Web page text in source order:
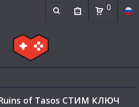
0
Ruins of Tasos СТИМ КЛЮЧ